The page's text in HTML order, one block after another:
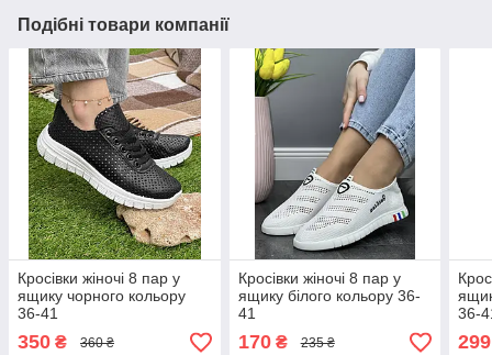
Подібні товари компанії
Кросівки жіночі 8 пар у
ящику чорного кольору
36-41
350 ₴ 360 ₴
Кросівки жіночі 8 пар у
ящику білого кольору 36-
41
170₴ 235 ₴
36-
299